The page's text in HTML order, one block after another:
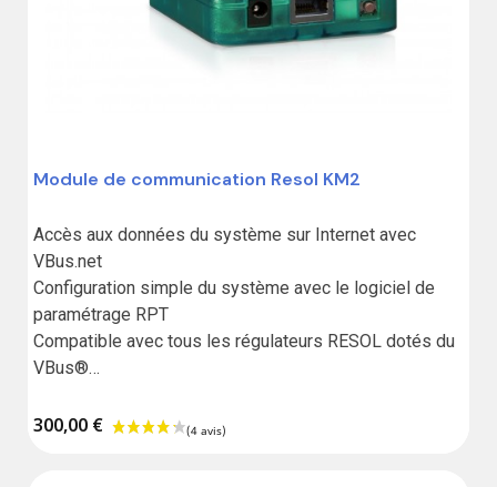
Module de communication Resol KM2
Accès aux données du système sur Internet avec
VBus.net
Configuration simple du système avec le logiciel de
paramétrage RPT
Compatible avec tous les régulateurs RESOL dotés du
VBus®
Garantie : 18 mois
300,00 €